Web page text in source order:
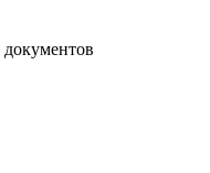
документов